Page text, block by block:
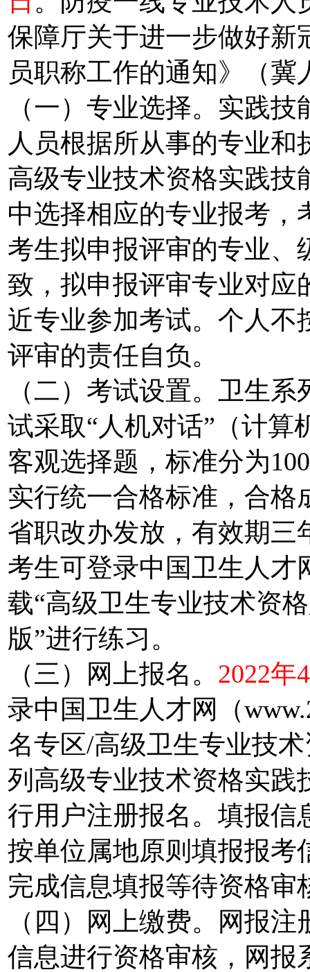
保障厅关于进一步做好新
员职称工作的通知》（冀
（一）专业选择。实践
人员根据所从事的专业
高级专业技术资格实践技
中选择相应的专业报考，
考生拟申报评审的专业、
致，拟申报评审专业对应
近专业参加考试。个人不
评审的责任自负。
（二）考试设置。卫生
试采取“人机对话”（计算
客观选择题，标准分为
实行统一合格标准，合格
省职改办发放，有效期三
考生可登录中国卫生人才
载“高级卫生专业技术资
版”进行练习。
（三）网上报名。 2022年
录中国卫生人才网（
名专区/高级卫生专业技
列高级专业技术资格实践
行用户注册报名。填报信
按单位属地原则填报报考
完成信息填报等待资格审
（四）网上缴费。网报
信息进行资格审核，网报